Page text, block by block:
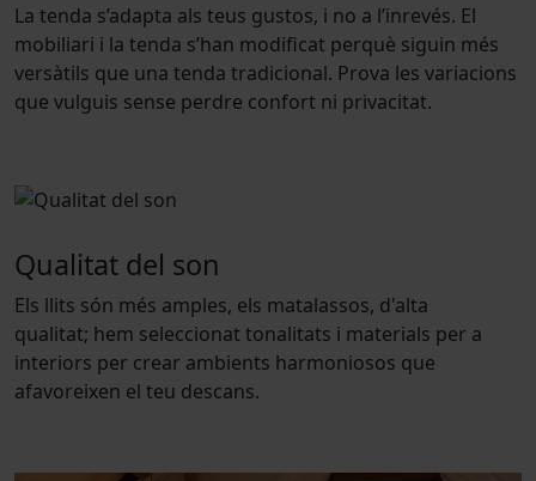
La tenda s’adapta als teus gustos, i no a l’inrevés. El
mobiliari i la tenda s’han modificat perquè siguin més
versàtils que una tenda tradicional. Prova les variacions
que vulguis sense perdre confort ni privacitat.
Qualitat del son
Els llits són més amples, els matalassos, d'alta
qualitat; hem seleccionat tonalitats i materials per a
interiors per crear ambients harmoniosos que
afavoreixen el teu descans.